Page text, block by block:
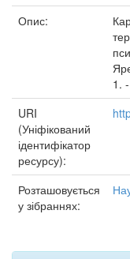
Опис:
1.
URI
(Уніфікований
ідентифікатор
ресурсу):
Розташовується
у зібраннях: